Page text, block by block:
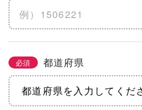
必須 都道府県